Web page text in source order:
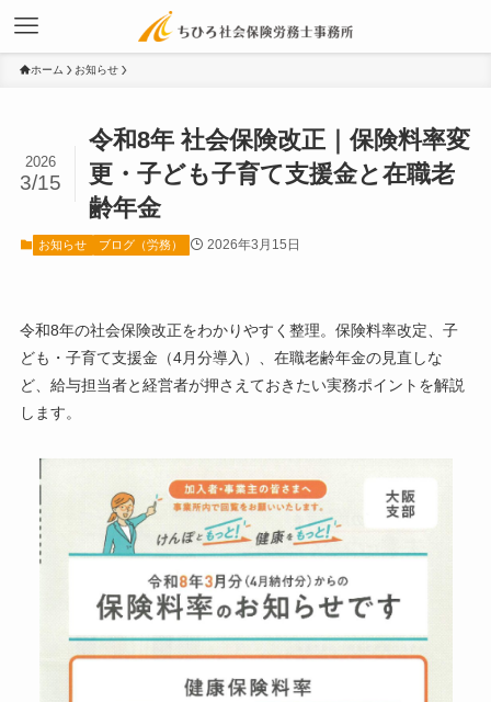
ホーム お知らせ
令和8年 社会保険改正｜保険料率変
更・子ども子育て支援金と在職老
齢年金
2026
3/15
お知らせ ブログ（労務） 2026年3月15日
令和8年の社会保険改正をわかりやすく整理。保険料率改定、子
ども・子育て支援金（4月分導入）、在職老齢年金の見直しな
ど、給与担当者と経営者が押さえておきたい実務ポイントを解説
します。